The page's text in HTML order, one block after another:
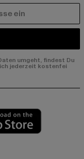
umgeht, findest Du
jederzeit kostenfei